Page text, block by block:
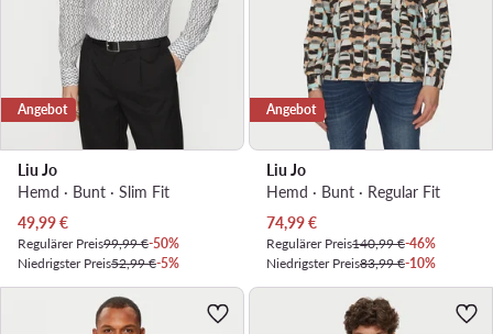
Angebot
Liu Jo
Hemd · Bunt · Slim Fit
Aktueller Preis
49,99€
Regulärer Preis99,99 €-50%
Niedrigster Preis52,99 €-5%
Angebot
Liu Jo
Hemd · Bunt · Regular Fit
Aktueller Preis
74,99€
Regulärer Preis140,99 €-46%
Niedrigster Preis83,99 €-10%